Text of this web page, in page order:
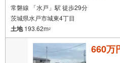
【現地での物件見学をご希望の方は】
（1）［室内・現地を見学する］をクリ
（2）本日～4日以内をご希望の方は［
記入ください
実際に物件を見て、広さ、明るさ、天
ご体験下さい。
常磐線 「水戸」駅 徒歩29分
茨城県水戸市城東4丁目
土地193.62m2
660万